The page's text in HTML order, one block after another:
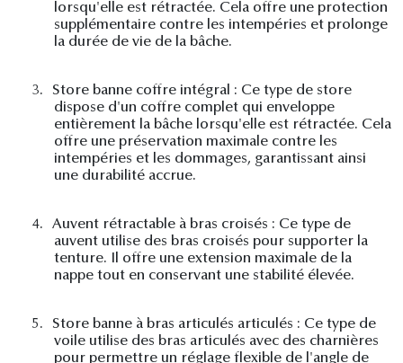
lorsqu'elle est rétractée. Cela offre une protection
supplémentaire contre les intempéries et prolonge
la durée de vie de la bâche.
3.
Store banne coffre intégral : Ce type de store
dispose d'un coffre complet qui enveloppe
entièrement la bâche lorsqu'elle est rétractée. Cela
offre une préservation maximale contre les
intempéries et les dommages, garantissant ainsi
une durabilité accrue.
4.
Auvent rétractable à bras croisés : Ce type de
auvent utilise des bras croisés pour supporter la
tenture. Il offre une extension maximale de la
nappe tout en conservant une stabilité élevée.
5.
Store banne à bras articulés articulés : Ce type de
voile utilise des bras articulés avec des charnières
pour permettre un réglage flexible de l'angle de